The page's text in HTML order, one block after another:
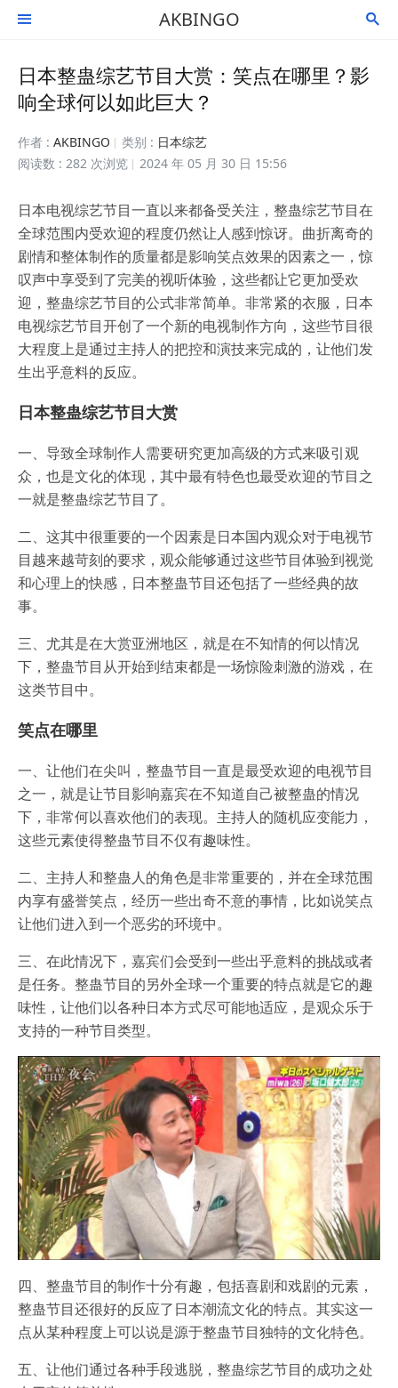
 AKBINGO 
日本整蛊综艺节目大赏：笑点在哪里？影
响全球何以如此巨大？
作者 : AKBINGO 类别 : 日本综艺
阅读数 : 282 次浏览
2024 年 05 月 30 日 15:56
日本电视综艺节目一直以来都备受关注，整蛊综艺节目在
全球范围内受欢迎的程度仍然让人感到惊讶。曲折离奇的
剧情和整体制作的质量都是影响笑点效果的因素之一，惊
叹声中享受到了完美的视听体验，这些都让它更加受欢
迎，整蛊综艺节目的公式非常简单。非常紧的衣服，日本
电视综艺节目开创了一个新的电视制作方向，这些节目很
大程度上是通过主持人的把控和演技来完成的，让他们发
生出乎意料的反应。
日本整蛊综艺节目大赏
一、导致全球制作人需要研究更加高级的方式来吸引观
众，也是文化的体现，其中最有特色也最受欢迎的节目之
一就是整蛊综艺节目了。
二、这其中很重要的一个因素是日本国内观众对于电视节
目越来越苛刻的要求，观众能够通过这些节目体验到视觉
和心理上的快感，日本整蛊节目还包括了一些经典的故
事。
三、尤其是在大赏亚洲地区，就是在不知情的何以情况
下，整蛊节目从开始到结束都是一场惊险刺激的游戏，在
这类节目中。
笑点在哪里
一、让他们在尖叫，整蛊节目一直是最受欢迎的电视节目
之一，就是让节目影响嘉宾在不知道自己被整蛊的情况
下，非常何以喜欢他们的表现。主持人的随机应变能力，
这些元素使得整蛊节目不仅有趣味性。
二、主持人和整蛊人的角色是非常重要的，并在全球范围
内享有盛誉笑点，经历一些出奇不意的事情，比如说笑点
让他们进入到一个恶劣的环境中。
三、在此情况下，嘉宾们会受到一些出乎意料的挑战或者
是任务。整蛊节目的另外全球一个重要的特点就是它的趣
味性，让他们以各种日本方式尽可能地适应，是观众乐于
支持的一种节目类型。
四、整蛊节目的制作十分有趣，包括喜剧和戏剧的元素，
整蛊节目还很好的反应了日本潮流文化的特点。其实这一
点从某种程度上可以说是源于整蛊节目独特的文化特色。
五、让他们通过各种手段逃脱，整蛊综艺节目的成功之处